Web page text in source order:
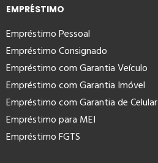
EMPRÉSTIMO
Empréstimo Pessoal
Empréstimo Consignado
Empréstimo com Garantia Veículo
Empréstimo com Garantia Imóvel
Empréstimo com Garantia de Celular
Empréstimo para MEI
Empréstimo FGTS